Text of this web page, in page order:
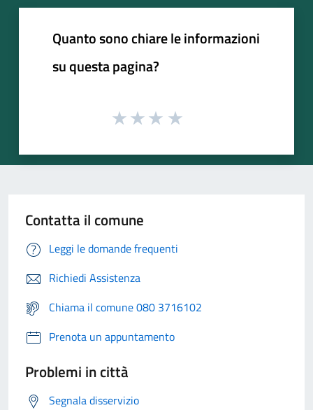
Quanto sono chiare le informazioni
su questa pagina?
Contatta il comune
Leggi le domande frequenti
Richiedi Assistenza
Chiama il comune 080 3716102
Prenota un appuntamento
Problemi in città
Segnala disservizio